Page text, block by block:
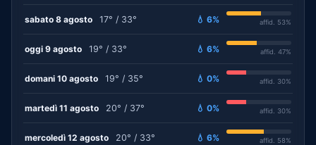
sabato 8 agosto 17° / 33° 💧 6% affid. 53%
oggi 9 agosto 19° / 33° 💧 6% affid. 47%
domani 10 agosto 19° / 35° 💧 0% affid. 30%
martedì 11 agosto 20° / 37° 💧 0% affid. 30%
mercoledì 12 agosto 20° / 33° 💧 6% affid. 58%